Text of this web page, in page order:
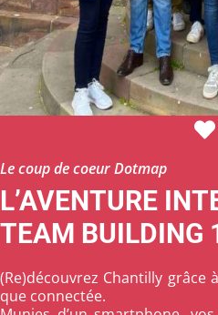
Le coup de coeur Dotmap
L’AVENTURE
TEAM BUILDING
(Re)découvrez Chantilly grâce
que connectée.